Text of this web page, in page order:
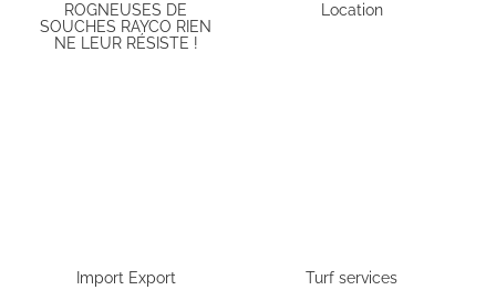
ROGNEUSES DE
SOUCHES RAYCO RIEN
NE LEUR RÉSISTE !
Location
Import Export Turf services